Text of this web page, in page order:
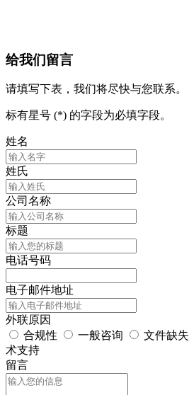
给我们留言
请填写下表，我们将尽快与您联系。
标有星号 (*) 的字段为必填字段。
姓名
姓氏
公司名称
标题
电话号码
电子邮件地址
外联原因
合规性
一般咨询 文件缺失
术支持
留言